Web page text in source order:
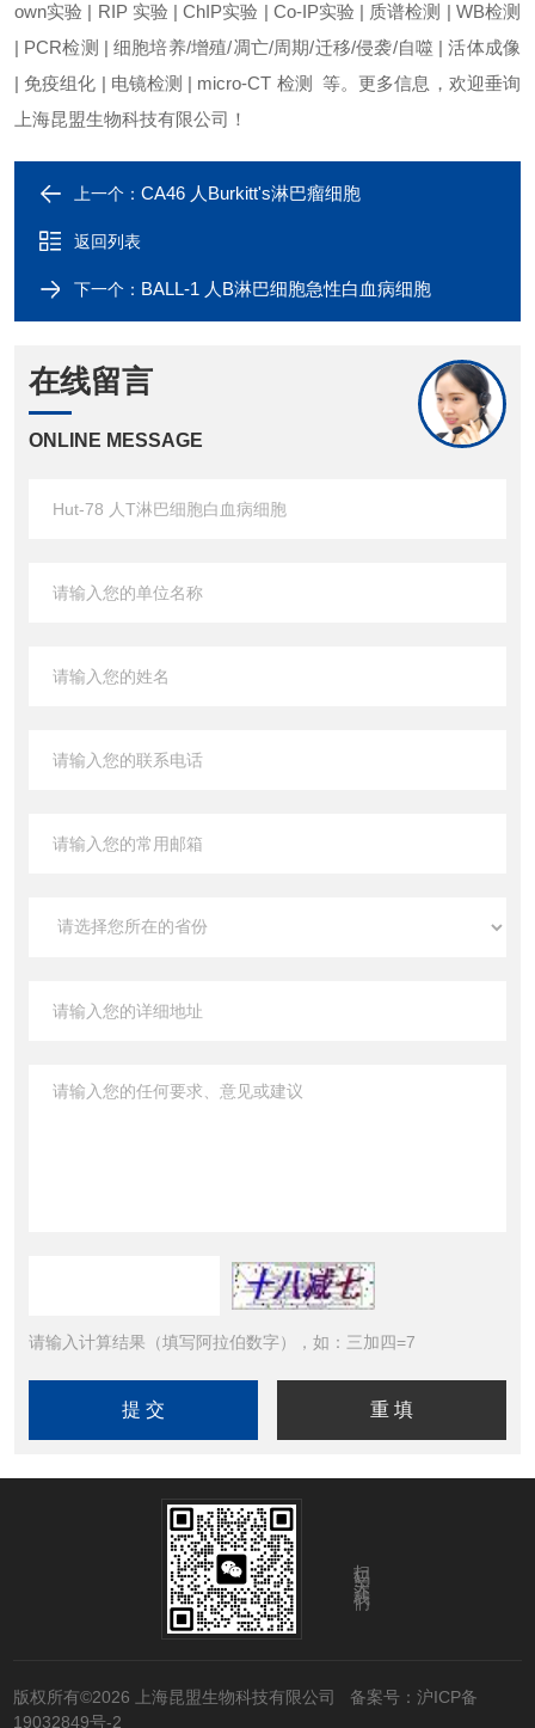
own实验 | RIP 实验 | ChIP实验 | Co-IP实验 | 质谱检测 | WB检测
| PCR检测 | 细胞培养/增殖/凋亡/周期/迁移/侵袭/自噬 | 活体成像
| 免疫组化 | 电镜检测 | micro-CT 检测 等。更多信息，欢迎垂询
上海昆盟生物科技有限公司！
上一个： CA46 人Burkitt's淋巴瘤细胞
返回列表
下一个： BALL-1 人B淋巴细胞急性白血病细胞
在线留言
ONLINE MESSAGE
请输入计算结果（填写阿拉伯数字），如：三加四=7
扫码关注我们
版权所有©2026 上海昆盟生物科技有限公司 备案号：沪ICP备
19032849号-2